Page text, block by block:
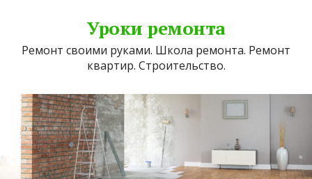
Уроки ремонта
Ремонт своими руками. Школа ремонта. Ремонт
квартир. Строительство.